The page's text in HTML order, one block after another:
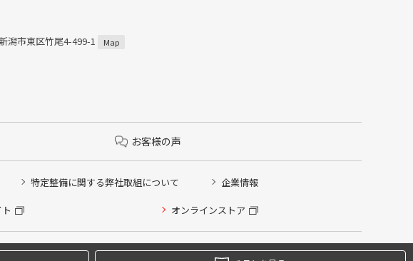
潟市東区竹尾4-499-1 Map
お客様の声
特定整備に関する弊社取組について 企業情報
オンラインストア
Reserved.